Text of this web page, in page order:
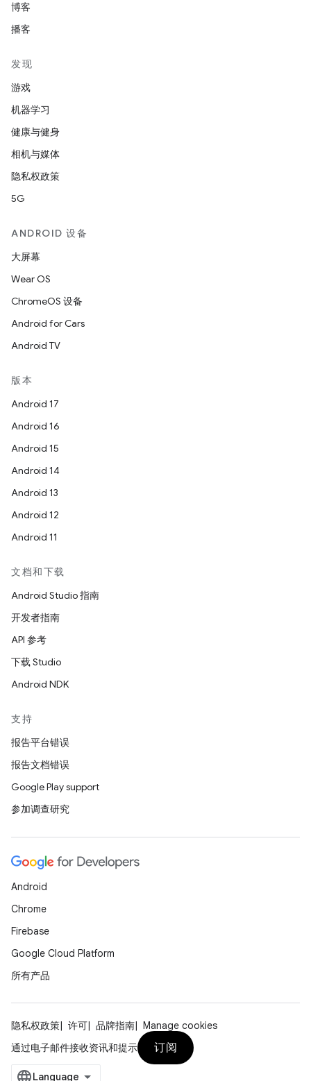
博客
播客
发现
游戏
机器学习
健康与健身
相机与媒体
隐私权政策
5G
ANDROID 设备
大屏幕
Wear OS
ChromeOS 设备
Android for Cars
Android TV
版本
Android 17
Android 16
Android 15
Android 14
Android 13
Android 12
Android 11
文档和下载
Android Studio 指南
开发者指南
API 参考
下载 Studio
Android NDK
支持
报告平台错误
报告文档错误
Google Play support
参加调查研究
Android
Chrome
Firebase
Google Cloud Platform
所有产品
隐私权政策 许可 品牌指南
Manage cookies
通过电子邮件接收资讯和提示
订阅